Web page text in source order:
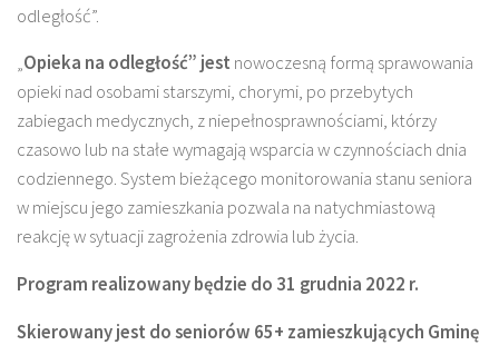
odległość”.
„Opieka na odległość” jest nowoczesną formą sprawowania
opieki nad osobami starszymi, chorymi, po przebytych
zabiegach medycznych, z niepełnosprawnościami, którzy
czasowo lub na stałe wymagają wsparcia w czynnościach dnia
codziennego. System bieżącego monitorowania stanu seniora
w miejscu jego zamieszkania pozwala na natychmiastową
reakcję w sytuacji zagrożenia zdrowia lub życia.
Program realizowany będzie do 31 grudnia 2022 r.
Skierowany jest do seniorów 65+ zamieszkujących Gminę